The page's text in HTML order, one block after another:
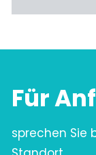
Für
sprechen Sie